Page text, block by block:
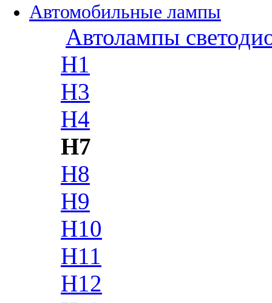
Автомобильные лампы
Автолампы
H1
H3
H4
H7
H8
H9
H10
H11
H12